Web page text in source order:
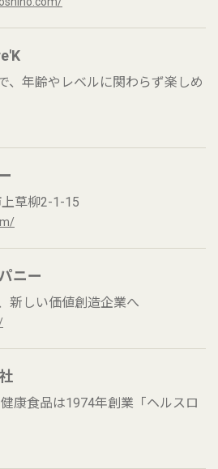
、年齢やレベルに関わらず楽しめ
草柳2-1-15
ニー
新しい価値創造企業へ
康食品は1974年創業「ヘルスロ